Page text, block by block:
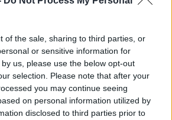
of the sale, sharing to third parties, or
or sensitive information for
us, please use the below opt-out
selection. Please note that after your
you may continue seeing
on personal information utilized by
disclosed to third parties prior to
de Ultras van Vak-P.
Vak-P
alle songs van Vak-P.
een politieactie in VAK-P tijdens FC